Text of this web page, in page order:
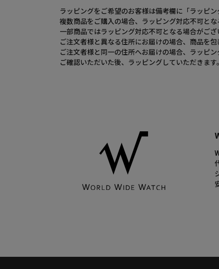
ラッピングをご希望のお客様は備考欄に「ラッピ
複数商品をご購入の場合、ラッピング対応不可と
一部商品ではラッピング対応不可となる場合がござ
ご注文者様と異なる住所にお届けの場合、商品を
ご注文者様と同一の住所へお届けの場合、ラッピ
ご確認いただいた後、ラッピングしていただきます